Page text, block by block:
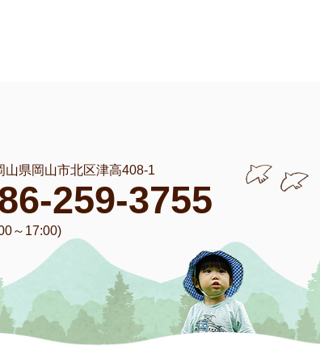
山県岡山市北区津高408-1
259-3755
～17:00)